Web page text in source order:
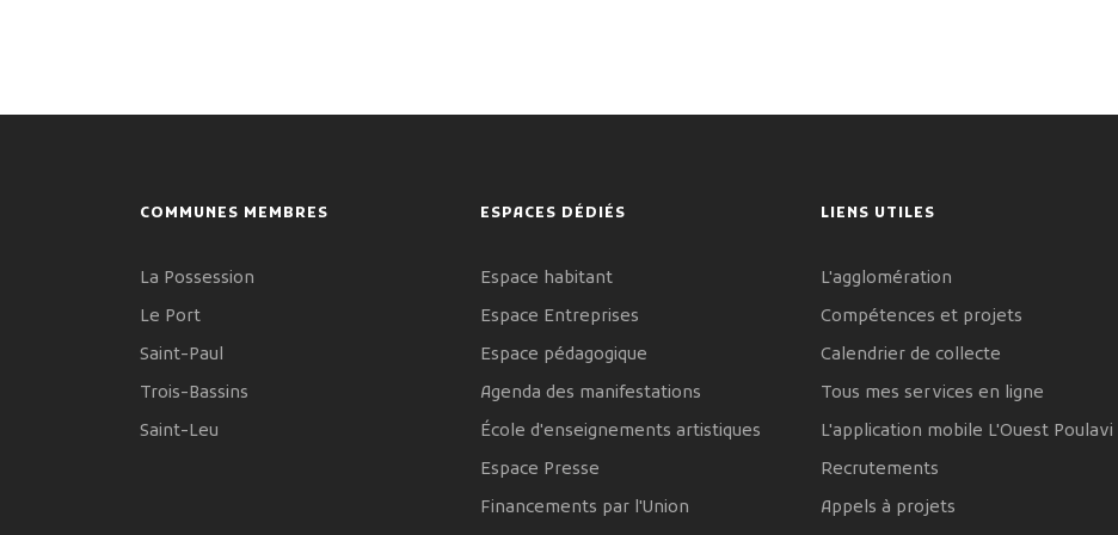
COMMUNES MEMBRES
La Possession
Le Port
Saint-Paul
Trois-Bassins
Saint-Leu
ESPACES DÉDIÉS
Espace habitant
Espace Entreprises
Espace pédagogique
Agenda des manifestations
École d'enseignements artistiques
Espace Presse
Financements par l'Union
LIENS UTILES
L'agglomération
Compétences et projets
Calendrier de collecte
Tous mes services en ligne
L'application mobile L'Ouest Poulavi
Recrutements
Appels à projets